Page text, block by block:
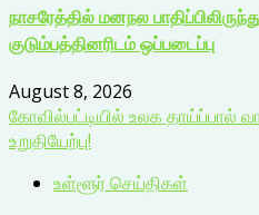
நாசரேத்தில் மனநல
குடும்பத்தினரிடம் ஒப்படைப்பு
August 8, 2026
கோவில்பட்டியில் உலக தாய்ப்பால்
உறுதியேற்பு!
உள்ளூர் செய்திகள்